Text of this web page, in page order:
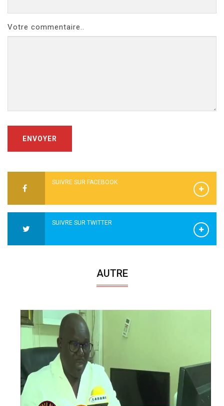
Votre commentaire..
ENVOYER
SUIVRE SUR FACEBOOK
SUIVRE SUR TWITTER
AUTRE